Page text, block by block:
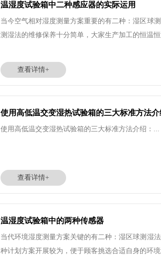
温湿度试验箱中二种感应器的实际运用
当今空气相对湿度测量方案重要的有二种：湿区球
测湿法的维修保养十分简单，大家生产加工的恒温
查看详情+
使用高低温交变湿热试验箱的三大标准方法介
使用高低温交变湿热试验箱的三大标准方法介绍：...
查看详情+
温湿度试验箱中的两种传感器
当代环境湿度测量方案关键的有二种：湿区球测湿
种计划方案开展较为，便于顾客挑选合适自身的环